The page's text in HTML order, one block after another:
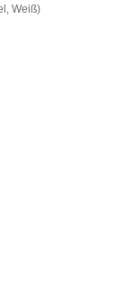
Weiß)